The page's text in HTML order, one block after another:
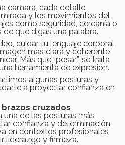
cámara, cada detalle
y los movimientos del
como seguridad, cercanía o
que digas una palabra.
cuidar tu lenguaje corporal
más clara y coherente
Más que “posar”, se trata
herramienta de expresión.
algunas posturas y
a proyectar confianza en
cruzados
una de las posturas más
confianza y determinación.
en contextos profesionales
liderazgo y firmeza.